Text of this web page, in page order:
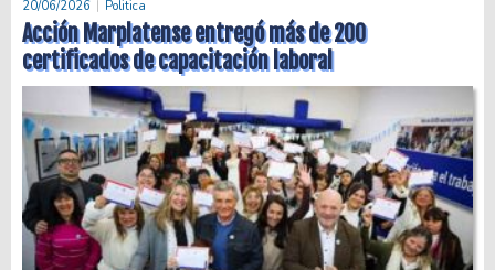
20/06/2026 Politica
Acción Marplatense entregó más de 200
certificados de capacitación laboral